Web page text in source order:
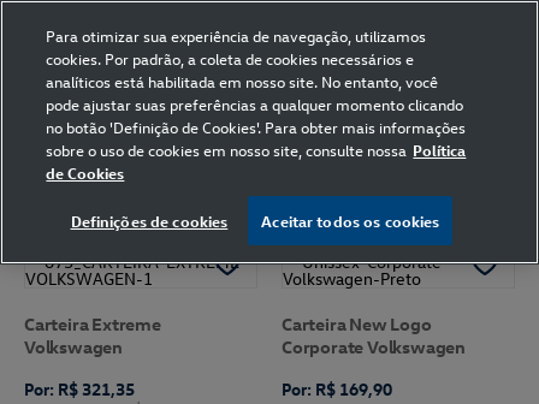
Home Volkswagen Acessórios Carteira Preto
FILTRAR
Carteira Extreme
Volkswagen
Por: R$ 321,35
Carteira New Logo
Corporate Volkswagen
Por: R$ 169,90
Para otimizar sua experiência de navegação, utilizamos
cookies. Por padrão, a coleta de cookies necessários e
analíticos está habilitada em nosso site. No entanto, você
pode ajustar suas preferências a qualquer momento clicando
no botão 'Definição de Cookies'. Para obter mais informações
sobre o uso de cookies em nosso site, consulte nossa Política
de Cookies
Definições de cookies Aceitar todos os cookies